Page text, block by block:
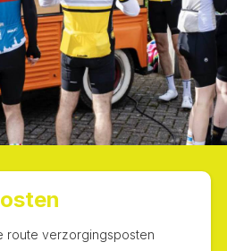
route verzorgingsposten